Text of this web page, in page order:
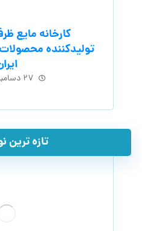
کارخانه مایع
تولیدکننده
۲۷ دسامبر, ۲۰۲۵
تازه ترین